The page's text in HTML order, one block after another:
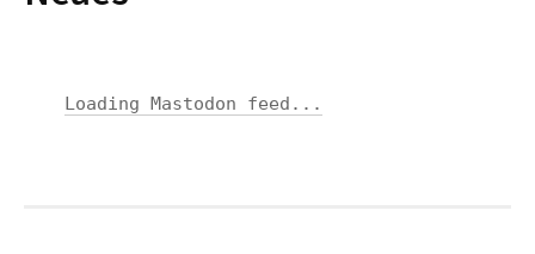
Loading Mastodon feed...